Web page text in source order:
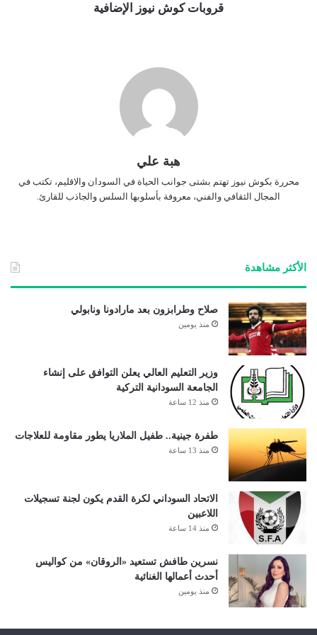
قروبات كوش نيوز الإضافية
هبة علي
محررة بكوش نيوز تهتم بشتى جوانب الحياة في السودان والاقليم، تكتب في
المجال الثقافي والفني، معروفة بأسلوبها السلس والجاذب للقارئ.
الأكثر مشاهدة
صلاح وطرابزون بعد مارادونا ونابولي
منذ يومين
وزير التعليم العالي يعلن التوافق على إنشاء
الجامعة السودانية التركية
منذ 12 ساعة
طفرة جينية.. طفيل الملاريا يطور مقاومة للعلاجات
منذ 13 ساعة
الاتحاد السوداني لكرة القدم يكون لجنة تسجيلات
اللاعبين
منذ 14 ساعة
نسرين طافش تستعيد «الروقان» من كواليس
أحدث أعمالها الغنائية
منذ يومين